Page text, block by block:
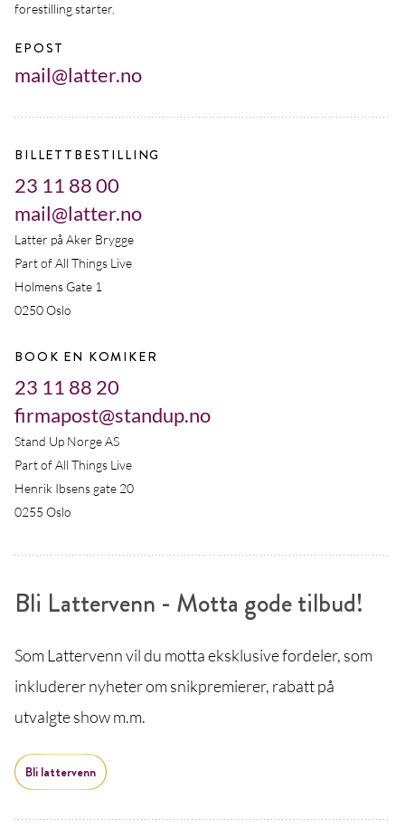
forestilling starter.
EPOST
mail@latter.no
BILLETTBESTILLING
23 11 88 00
mail@latter.no
Latter på Aker Brygge
Part of All Things Live
Holmens Gate 1
0250 Oslo
BOOK EN KOMIKER
23 11 88 20
firmapost@standup.no
Stand Up Norge AS
Part of All Things Live
Henrik Ibsens gate 20
0255 Oslo
Bli Lattervenn - Motta gode tilbud!
Som Lattervenn vil du motta eksklusive fordeler, som
inkluderer nyheter om snikpremierer, rabatt på
utvalgte show m.m.
Bli lattervenn